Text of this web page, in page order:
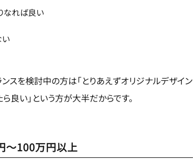
なれば良い
い
スを検討中の方は「とりあえずオリジナルデザイン
い」という方が大半だからです。
〜100万円以上